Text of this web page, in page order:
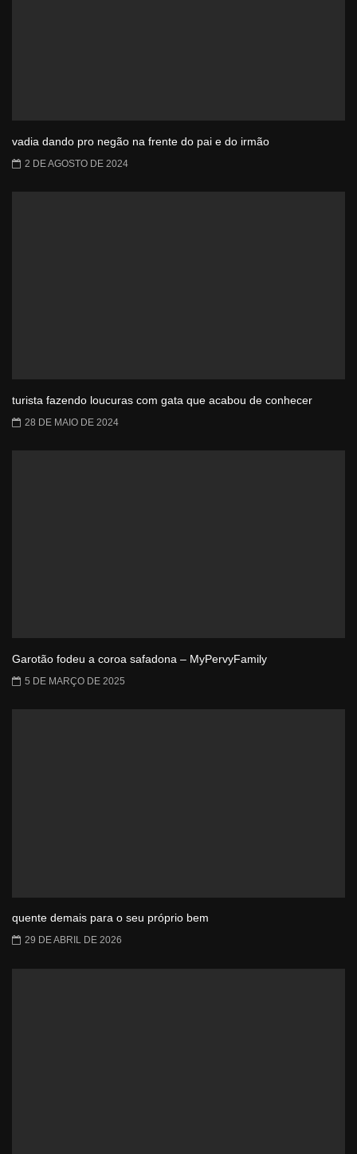
vadia dando pro negão na frente do pai e do irmão
2 DE AGOSTO DE 2024
turista fazendo loucuras com gata que acabou de conhecer
28 DE MAIO DE 2024
Garotão fodeu a coroa safadona – MyPervyFamily
5 DE MARÇO DE 2025
quente demais para o seu próprio bem
29 DE ABRIL DE 2026